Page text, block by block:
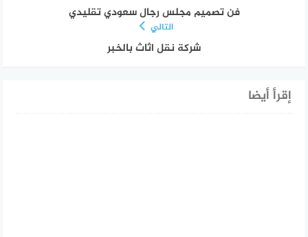
فن تصميم مجلس رجال سعودي تقليدي
التالي
شركة نقل اثاث بالخبر
إقرأ أيضا